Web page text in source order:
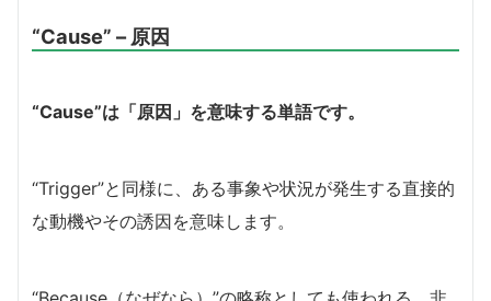
“Cause” – 原因
“Cause”は「原因」を意味する単語です。
“Trigger”と同様に、ある事象や状況が発生する直接的
な動機やその誘因を意味します。